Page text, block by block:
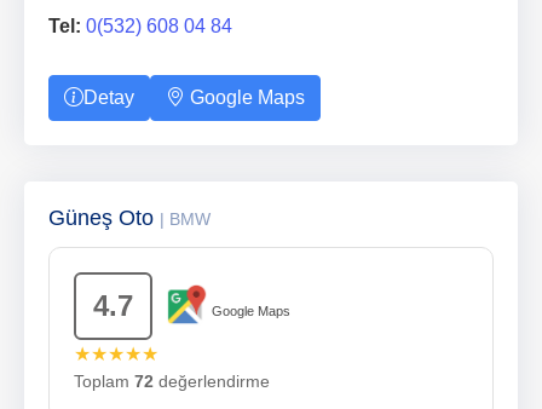
Tel: 0(532) 608 04 84
Detay Google Maps
Güneş Oto | BMW
4.7 Google Maps
★★★★★
Toplam 72 değerlendirme